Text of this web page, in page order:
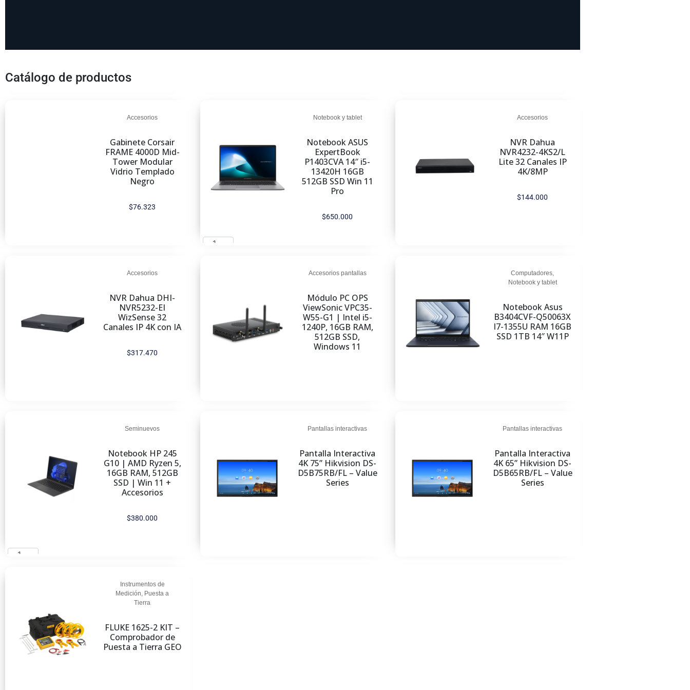
Catálogo de productos
Accesorios
Gabinete Corsair
FRAME 4000D Mid-
Tower Modular
Vidrio Templado
Negro
$76.323
Notebook y tablet
Notebook ASUS
ExpertBook
P1403CVA 14″ i5-
13420H 16GB
512GB SSD Win 11
Pro
$650.000
Accesorios
NVR Dahua
NVR4232-4KS2/L
Lite 32 Canales IP
4K/8MP
$144.000
Accesorios
NVR Dahua DHI-
NVR5232-EI
WizSense 32
Canales IP 4K con IA
$317.470
Accesorios pantallas
Módulo PC OPS
ViewSonic VPC35-
W55-G1 | Intel i5-
1240P, 16GB RAM,
512GB SSD,
Windows 11
Computadores,
Notebook y tablet
Notebook Asus
B3404CVF-Q50063X
I7-1355U RAM 16GB
SSD 1TB 14″ W11P
Seminuevos
Notebook HP 245
G10 | AMD Ryzen 5,
16GB RAM, 512GB
SSD | Win 11 +
Accesorios
$380.000
Pantallas interactivas
Pantalla Interactiva
4K 75” Hikvision DS-
D5B75RB/FL – Value
Series
Pantallas interactivas
Pantalla Interactiva
4K 65” Hikvision DS-
D5B65RB/FL – Value
Series
Instrumentos de
Medición, Puesta a
Tierra
FLUKE 1625-2 KIT –
Comprobador de
Puesta a Tierra GEO